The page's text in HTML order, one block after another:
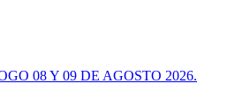
08 Y 09 DE AGOSTO 2026.